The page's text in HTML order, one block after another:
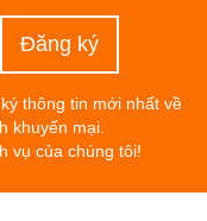
thông tin mới nhất về
khuyến mại.
vụ của chúng tôi!